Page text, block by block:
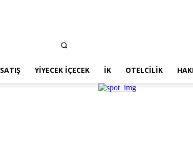
SATIŞ YIYECEK İÇECEK İK OTELCILIK